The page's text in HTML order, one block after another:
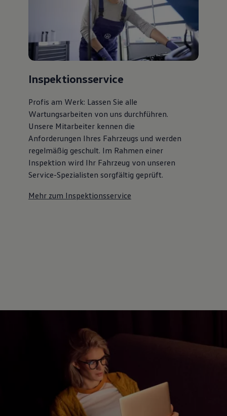
Inspektionsservice
Profis am Werk: Lassen Sie alle
Wartungsarbeiten von uns durchführen.
Unsere Mitarbeiter kennen die
Anforderungen Ihres Fahrzeugs und werden
regelmäßig geschult. Im Rahmen einer
Inspektion wird Ihr Fahrzeug von unseren
Service-Spezialisten sorgfältig geprüft.
Mehr zum Inspektionsservice